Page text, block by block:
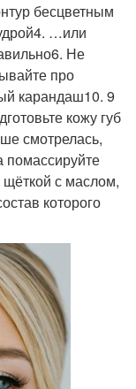
бесцветным
…или
Не
про
карандаш10. 9
кожу губ
смотрелась,
помассируйте
с маслом,
которого